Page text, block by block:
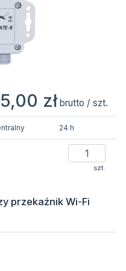
zł brutto / szt.
24 h
szt.
przekaźnik Wi-Fi